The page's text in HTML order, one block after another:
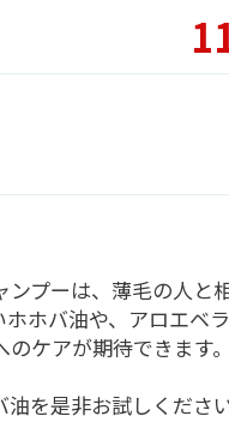
プーは、薄毛の人と
ホバ油や、アロエベ
のケアが期待できます
油を是非お試しくださ